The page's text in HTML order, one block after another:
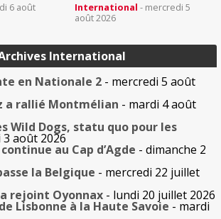
6 août
International - mercredi 5
août 2026
International
en Nationale 2 - mercredi 5 août
a rallié Montmélian - mardi 4 août
Wild Dogs, statu quo pour les
août 2026
au Cap d’Agde - dimanche 2
la Belgique - mercredi 22 juillet
rejoint Oyonnax - lundi 20 juillet 2026
Lisbonne à la Haute Savoie - mardi